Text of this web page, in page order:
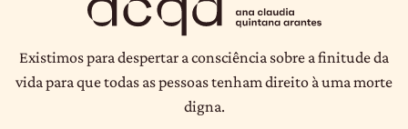
Existimos para despertar a consciência sobre a finitude da
vida para que todas as pessoas tenham direito à uma morte
digna.